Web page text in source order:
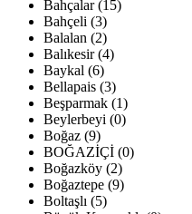
Bahçalar (15)
Bahçeli (3)
Balalan (2)
Balıkesir (4)
Baykal (6)
Bellapais (3)
Beşparmak (1)
Beylerbeyi (0)
Boğaz (9)
BOĞAZİÇİ (0)
Boğazköy (2)
Boğaztepe (9)
Boltaşlı (5)